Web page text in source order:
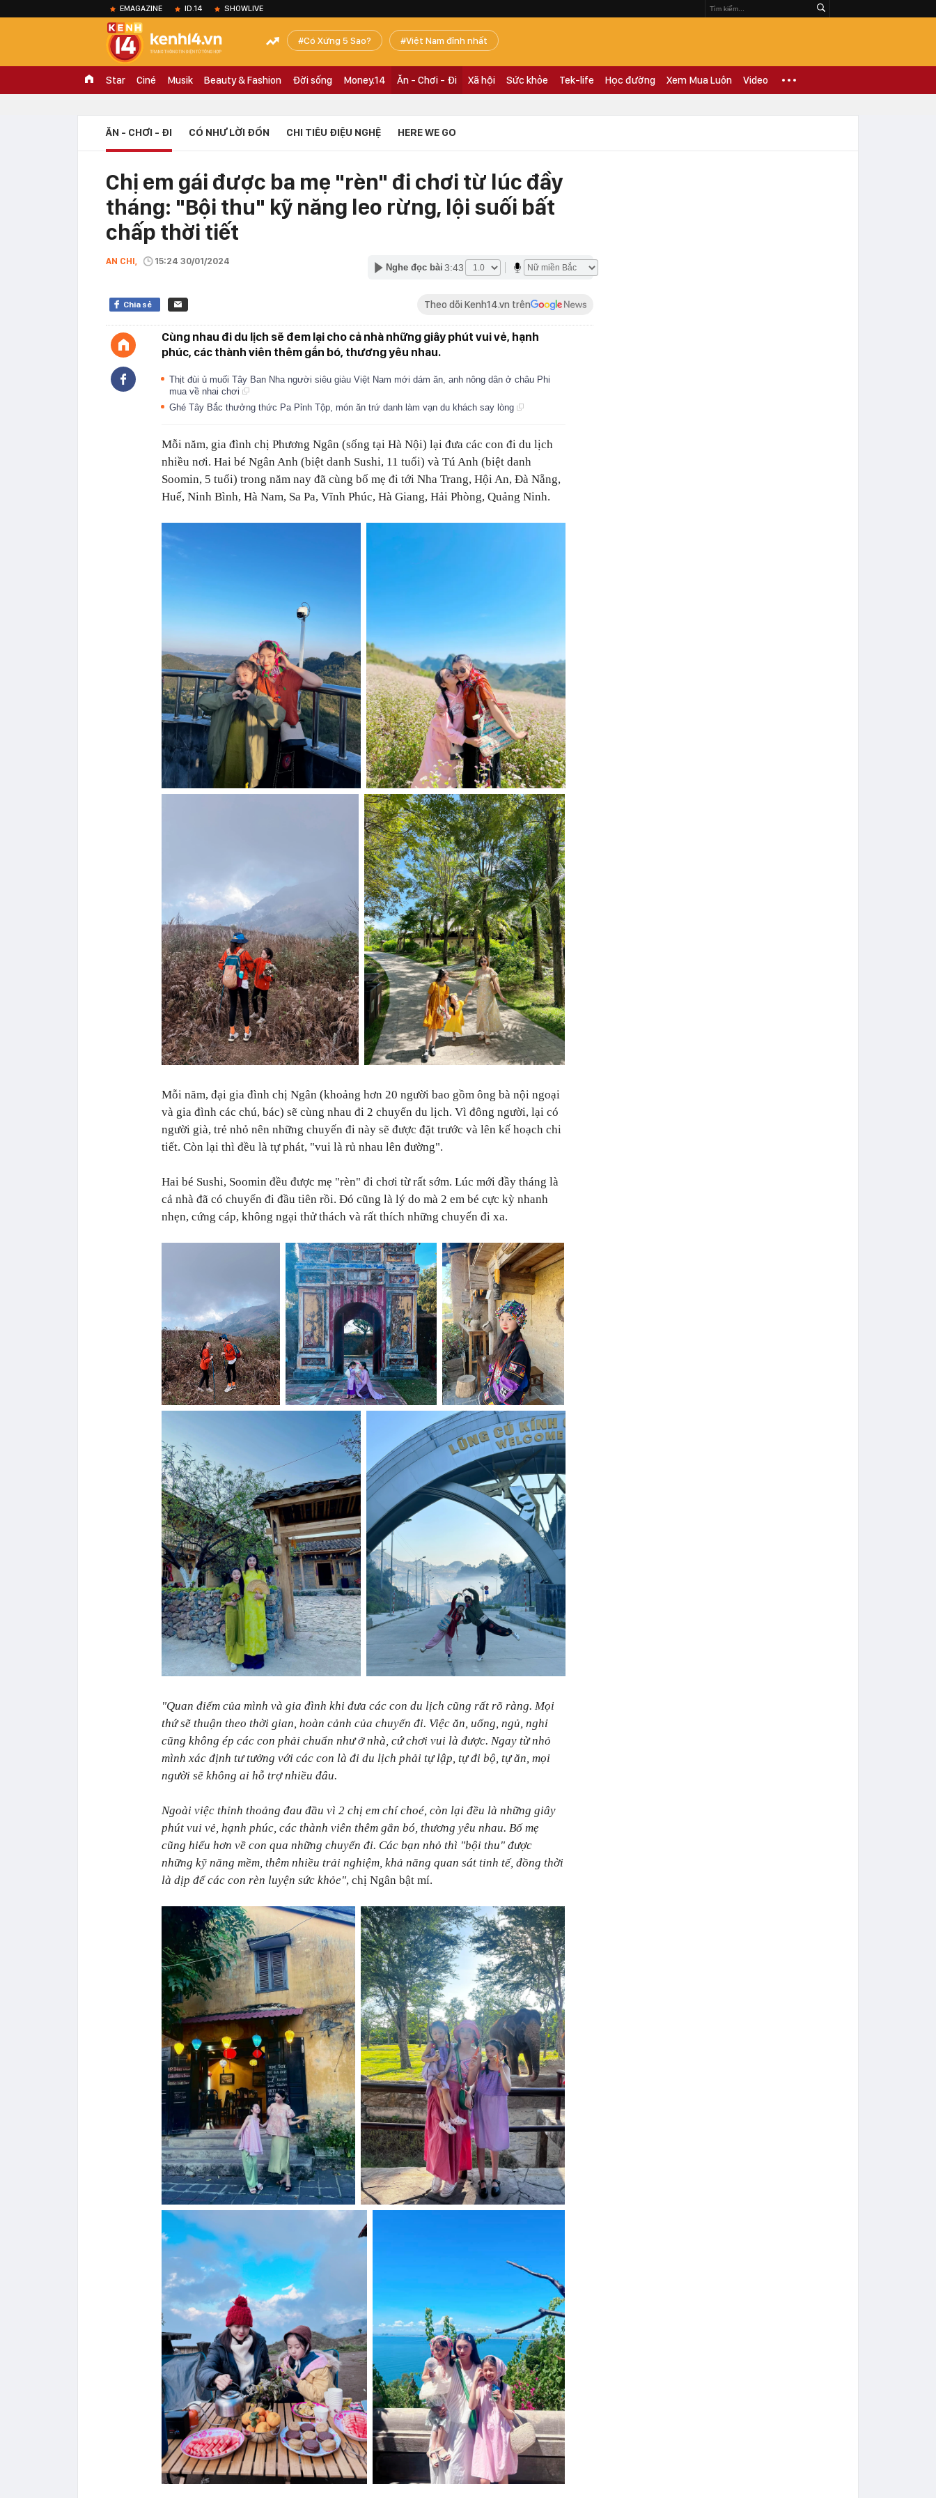
EMAGAZINE ID.14 SHOWLIVE
Có Xứng 5 Sao? Việt Nam đỉnh nhất
Star Ciné Musik Beauty & Fashion Đời sống Money.14 Ăn - Chơi - Đi Xã hội Sức khỏe Tek-life Học đường Xem Mua Luôn Video
ĂN - CHƠI - ĐI CÓ NHƯ LỜI ĐỒN CHI TIÊU ĐIỆU NGHỆ HERE WE GO
Chị em gái được ba mẹ "rèn" đi chơi từ lúc đầy
tháng: "Bội thu" kỹ năng leo rừng, lội suối bất
chấp thời tiết
AN CHI, 15:24 30/01/2024
Nghe đọc bài 3:43
Chia sẻ Theo dõi Kenh14.vn trên
Cùng nhau đi du lịch sẽ đem lại cho cả nhà những giây phút vui vẻ, hạnh
phúc, các thành viên thêm gắn bó, thương yêu nhau.
Thịt đùi ủ muối Tây Ban Nha người siêu giàu Việt Nam mới dám ăn, anh nông dân ở châu Phi
mua về nhai chơi
Ghé Tây Bắc thưởng thức Pa Pỉnh Tộp, món ăn trứ danh làm vạn du khách say lòng
Mỗi năm, gia đình chị Phương Ngân (sống tại Hà Nội) lại đưa các con đi du lịch
nhiều nơi. Hai bé Ngân Anh (biệt danh Sushi, 11 tuổi) và Tú Anh (biệt danh
Soomin, 5 tuổi) trong năm nay đã cùng bố mẹ đi tới Nha Trang, Hội An, Đà Nẵng,
Huế, Ninh Bình, Hà Nam, Sa Pa, Vĩnh Phúc, Hà Giang, Hải Phòng, Quảng Ninh.
Mỗi năm, đại gia đình chị Ngân (khoảng hơn 20 người bao gồm ông bà nội ngoại
và gia đình các chú, bác) sẽ cùng nhau đi 2 chuyến du lịch. Vì đông người, lại có
người già, trẻ nhỏ nên những chuyến đi này sẽ được đặt trước và lên kế hoạch chi
tiết. Còn lại thì đều là tự phát, "vui là rủ nhau lên đường".
Hai bé Sushi, Soomin đều được mẹ "rèn" đi chơi từ rất sớm. Lúc mới đầy tháng là
cả nhà đã có chuyến đi đầu tiên rồi. Đó cũng là lý do mà 2 em bé cực kỳ nhanh
nhẹn, cứng cáp, không ngại thử thách và rất thích những chuyến đi xa.
"Quan điểm của mình và gia đình khi đưa các con du lịch cũng rất rõ ràng. Mọi
thứ sẽ thuận theo thời gian, hoàn cảnh của chuyến đi. Việc ăn, uống, ngủ, nghỉ
cũng không ép các con phải chuẩn như ở nhà, cứ chơi vui là được. Ngay từ nhỏ
mình xác định tư tưởng với các con là đi du lịch phải tự lập, tự đi bộ, tự ăn, mọi
người sẽ không ai hỗ trợ nhiều đâu.
Ngoài việc thỉnh thoảng đau đầu vì 2 chị em chí choé, còn lại đều là những giây
phút vui vẻ, hạnh phúc, các thành viên thêm gắn bó, thương yêu nhau. Bố mẹ
cũng hiểu hơn về con qua những chuyến đi. Các bạn nhỏ thì "bội thu" được
những kỹ năng mềm, thêm nhiều trải nghiệm, khả năng quan sát tinh tế, đồng thời
là dịp để các con rèn luyện sức khỏe", chị Ngân bật mí.